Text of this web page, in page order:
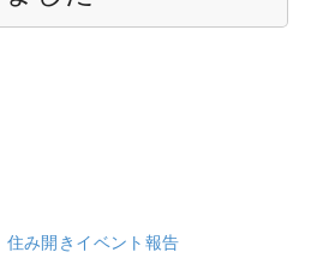
住み開きイベント報告